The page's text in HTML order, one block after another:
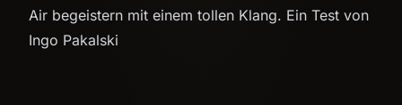
Air begeistern mit einem tollen Klang. Ein Test von
Ingo Pakalski